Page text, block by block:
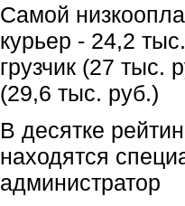
Самой
курьер - 24,2
грузчик (27 тыс.
(29,6 тыс. руб.)
В десятке
находятся
администратор